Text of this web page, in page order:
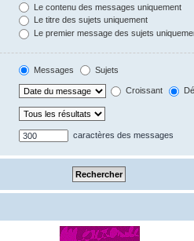
Le contenu des messages uniquement
Le titre des sujets uniquement
Le premier message des sujets
Messages Sujets
Croissant
caractères des messages